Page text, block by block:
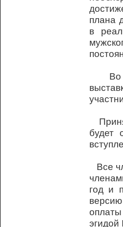
плана
в
Во
будет
Все
год и
эгидой